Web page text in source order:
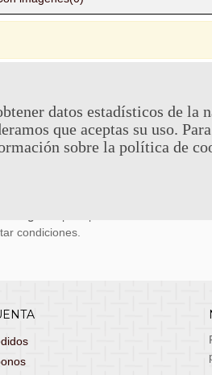
Y DEVOLUCIONES
muy económicos en 24h a través de
entrega de lunes a viernes no
condiciones.
datos estadísticos de la
que aceptas su uso.
sobre la política de